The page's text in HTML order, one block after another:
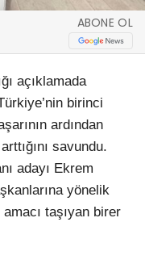
ABONE OL
açıklamada
birinci
ardından
savundu.
adayı Ekrem
yönelik
taşıyan birer